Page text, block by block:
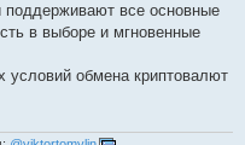
все основные
в выборе и мгновенные
условий обмена криптовалют